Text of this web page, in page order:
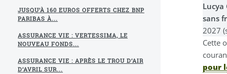
Lucya
sans
2027
Cette
pour
JUSQU’À 160 EUROS OFFERTS CHEZ BNP
PARIBAS À...
ASSURANCE VIE : VERTESSIMA, LE
NOUVEAU FONDS...
ASSURANCE VIE : APRÈS LE TROU D’AIR
D’AVRIL SUR...